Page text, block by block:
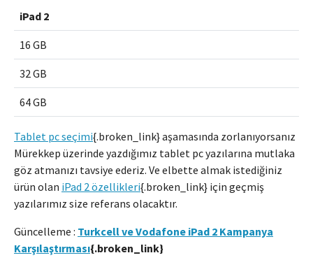
iPad 2
16 GB
32 GB
64 GB
Tablet pc seçimi{.broken_link} aşamasında zorlanıyorsanız
Mürekkep üzerinde yazdığımız tablet pc yazılarına mutlaka
göz atmanızı tavsiye ederiz. Ve elbette almak istediğiniz
ürün olan iPad 2 özellikleri{.broken_link} için geçmiş
yazılarımız size referans olacaktır.
Güncelleme : Turkcell ve Vodafone iPad 2 Kampanya
Karşılaştırması{.broken_link}